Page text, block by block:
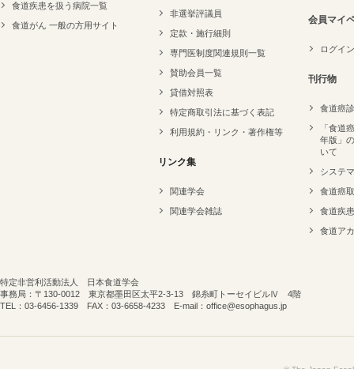
食道疾患を扱う病院一覧
食道がん 一般の方用サイト
非選挙評議員
定款・施行細則
専門医制度関連規則一覧
賛助会員一覧
貸借対照表
特定商取引法に基づく表記
利用規約・リンク・著作権等
リンク集
関連学会
関連学会雑誌
会員マイ
ログイン
刊行物
食道癌
「食道
年版」
いて
システ
食道癌
食道疾
食道ア
特定非営利活動法人 日本食道学会
事務局：〒130-0012 東京都墨田区太平2-3-13 錦糸町トーセイビルⅣ 4階
TEL：03-6456-1339 FAX：03-6658-4233 E-mail：office@esophagus.jp